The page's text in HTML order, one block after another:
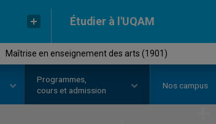
Étudier à l'UQAM
Maîtrise en enseignement des arts (1901)
Programmes,
cours et admission
Nos campus